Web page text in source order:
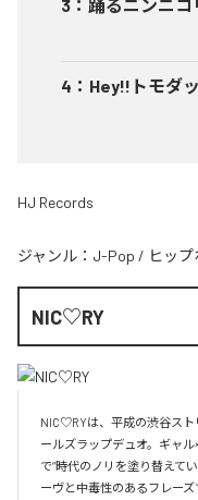
3 ： 踊るニンニコ
4 ： Hey!!トモダ
HJ Records
ジャンル： J-Pop / ヒッ
NIC♡RY
NIC♡RYは、平成の渋谷スト
ールズラップデュオ。ギャ
で“時代のノリを塗り替えて
ーヴと中毒性のあるフレーズ